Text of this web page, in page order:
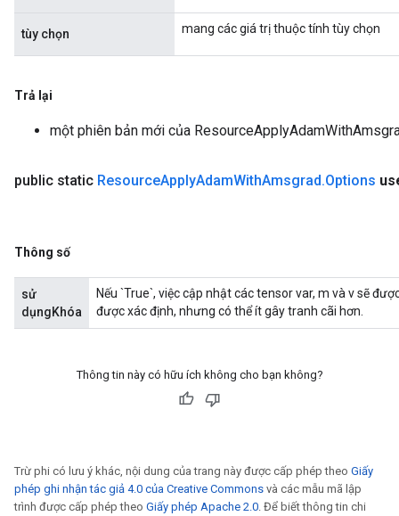
tùy chọn mang các giá trị thuộc tính tùy chọn
Trả lại
một phiên bản mới của
public static ResourceApplyAdamWithAmsgrad.Options
Thông số
sử
dụngKhóa
Nếu `True`, việc cập nhật các tensor var, m và v sẽ
được xác định, nhưng có thể ít gây tranh cãi hơn.
Thông tin này có hữu ích không cho bạn không?
Trừ phi có lưu ý khác, nội dung của trang này được cấp phép theo Giấy
phép ghi nhận tác giả 4.0 của Creative Commons và các mẫu mã lập
trình được cấp phép theo Giấy phép Apache 2.0. Để biết thông tin chi